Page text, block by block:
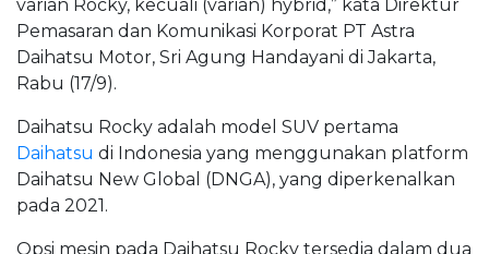
varian Rocky, kecuali (varian) hybrid,” kata Direktur
Pemasaran dan Komunikasi Korporat PT Astra
Daihatsu Motor, Sri Agung Handayani di Jakarta,
Rabu (17/9).
Daihatsu Rocky adalah model SUV pertama
Daihatsu di Indonesia yang menggunakan platform
Daihatsu New Global (DNGA), yang diperkenalkan
pada 2021.
Opsi mesin pada Daihatsu Rocky tersedia dalam dua